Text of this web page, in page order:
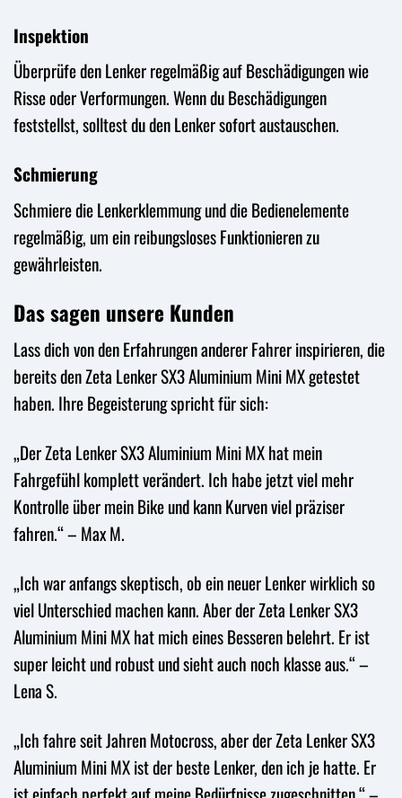
Inspektion
Überprüfe den Lenker regelmäßig auf Beschädigungen wie
Risse oder Verformungen. Wenn du Beschädigungen
feststellst, solltest du den Lenker sofort austauschen.
Schmierung
Schmiere die Lenkerklemmung und die Bedienelemente
regelmäßig, um ein reibungsloses Funktionieren zu
gewährleisten.
Das sagen unsere Kunden
Lass dich von den Erfahrungen anderer Fahrer inspirieren, die
bereits den Zeta Lenker SX3 Aluminium Mini MX getestet
haben. Ihre Begeisterung spricht für sich:
„Der Zeta Lenker SX3 Aluminium Mini MX hat mein
Fahrgefühl komplett verändert. Ich habe jetzt viel mehr
Kontrolle über mein Bike und kann Kurven viel präziser
fahren.“ – Max M.
„Ich war anfangs skeptisch, ob ein neuer Lenker wirklich so
viel Unterschied machen kann. Aber der Zeta Lenker SX3
Aluminium Mini MX hat mich eines Besseren belehrt. Er ist
super leicht und robust und sieht auch noch klasse aus.“ –
Lena S.
„Ich fahre seit Jahren Motocross, aber der Zeta Lenker SX3
Aluminium Mini MX ist der beste Lenker, den ich je hatte. Er